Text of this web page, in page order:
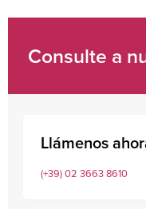
de
entradas
Consulte a
Llámenos
(+39) 02 3663 8610